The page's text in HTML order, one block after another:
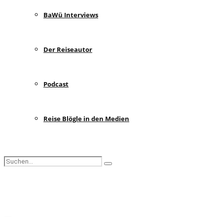
BaWü Interviews
Der Reiseautor
Podcast
Reise Blögle in den Medien
Search
Search